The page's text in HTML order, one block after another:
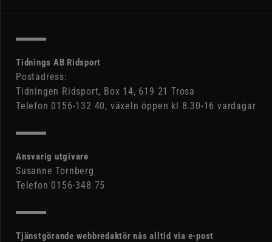
Tidnings AB Ridsport
Postadress:
Tidningen Ridsport, Box 14, 619 21 Trosa
Telefon 0156-132 40, växeln öppen kl 8.30-16 vardagar
Ansvarig utgivare
Susanne Tornberg
Telefon 0156-348 75
Tjänstgörande webbredaktör nås alltid via e-post